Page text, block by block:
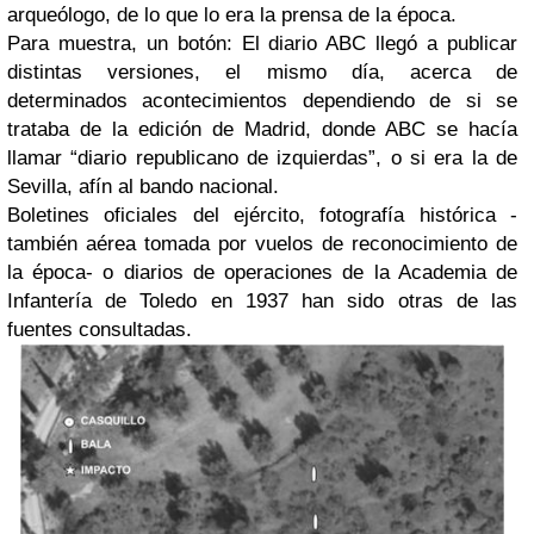
arqueólogo, de lo que lo era la prensa de la época.
Para muestra, un botón: El diario ABC llegó a publicar
distintas versiones, el mismo día, acerca de
determinados acontecimientos dependiendo de si se
trataba de la edición de Madrid, donde ABC se hacía
llamar “diario republicano de izquierdas”, o si era la de
Sevilla, afín al bando nacional.
Boletines oficiales del ejército, fotografía histórica -
también aérea tomada por vuelos de reconocimiento de
la época- o diarios de operaciones de la Academia de
Infantería de Toledo en 1937 han sido otras de las
fuentes consultadas.